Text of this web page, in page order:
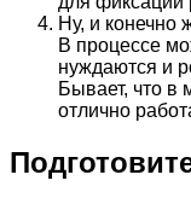
Ну, и конечно
В процессе
нуждаются и
Бывает, что в
отлично